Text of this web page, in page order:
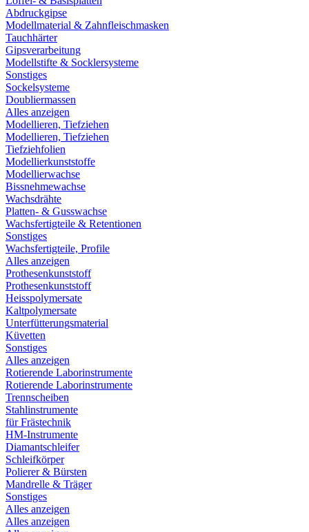
Abdruckgipse
Modellmaterial & Zahnfleischmasken
Tauchhärter
Gipsverarbeitung
Modellstifte & Socklersysteme
Sonstiges
Sockelsysteme
Doubliermassen
Alles anzeigen
Modellieren, Tiefziehen
Modellieren, Tiefziehen
Tiefziehfolien
Modellierkunststoffe
Modellierwachse
Bissnehmewachse
Wachsdrähte
Platten- & Gusswachse
Wachsfertigteile & Retentionen
Sonstiges
Wachsfertigteile, Profile
Alles anzeigen
Prothesenkunststoff
Prothesenkunststoff
Heisspolymersate
Kaltpolymersate
Unterfütterungsmaterial
Küvetten
Sonstiges
Alles anzeigen
Rotierende Laborinstrumente
Rotierende Laborinstrumente
Trennscheiben
Stahlinstrumente
für Frästechnik
HM-Instrumente
Diamantschleifer
Schleifkörper
Polierer & Bürsten
Mandrelle & Träger
Sonstiges
Alles anzeigen
Alles anzeigen